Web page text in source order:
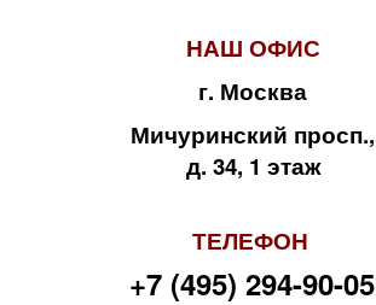
НАШ ОФИС
г. Москва
Мичуринский просп.,
д. 34, 1 этаж
ТЕЛЕФОН
+7 (495) 294-90-05